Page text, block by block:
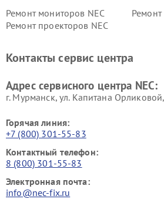
Ремонт мониторов NEC
Ремонт
Ремонт проекторов NEC
Контакты сервис центра
Адрес сервисного центра NEC:
г. Мурманск, ул. Капитана
Горячая линия:
+7 (800) 301-55-83
Контактный телефон:
8 (800) 301-55-83
Электронная почта:
info@nec-fix.ru